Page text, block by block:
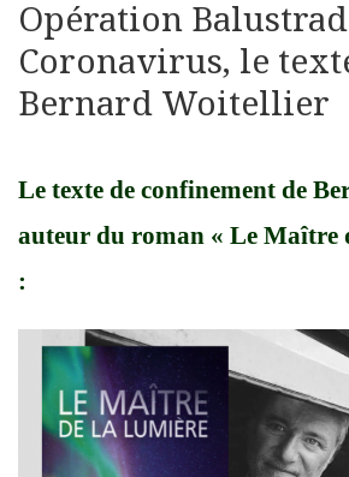
Opération
Coronavirus, le
Bernard Woitellier
Le texte de confinement de
auteur du roman « Le Maître
: